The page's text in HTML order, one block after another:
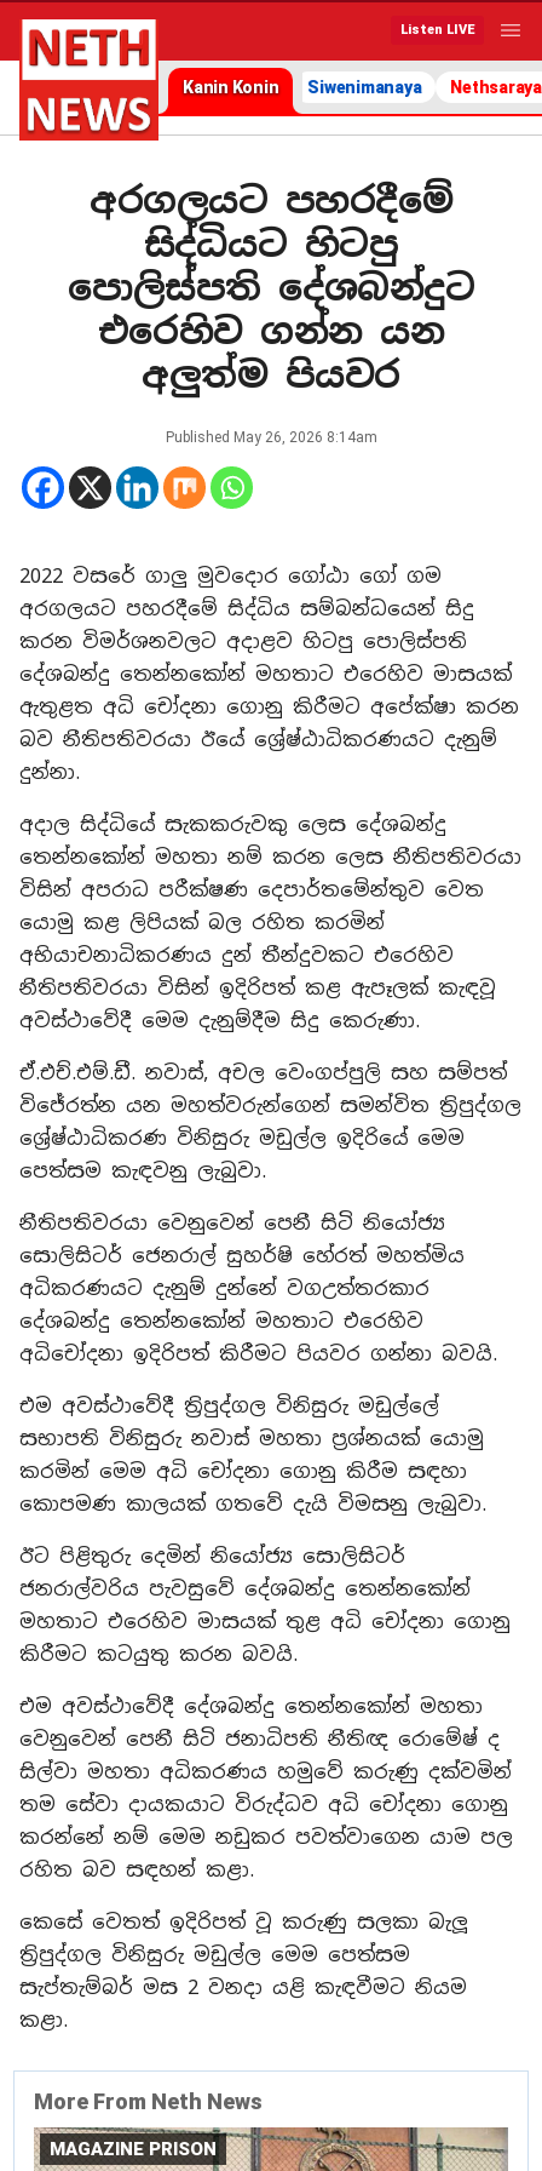
Listen LIVE
Kanin Konin Siwenimanaya Nethsaraya
අරගලයට පහරදීමේ
සිද්ධියට හිටපු
පොලිස්පති දේශබන්දුට
එරෙහිව ගන්න යන
අලුත්ම පියවර
Published May 26, 2026 8:14am
2022 වසරේ ගාලු මුවදොර ගෝඨා ගෝ ගම
අරගලයට පහරදීමේ සිද්ධිය සම්බන්ධයෙන් සිදු
කරන විමර්ශනවලට අදාළව හිටපු පොලිස්පති
දේශබන්දු තෙන්නකෝන් මහතාට එරෙහිව මාසයක්
ඇතුළත අධි චෝදනා ගොනු කිරීමට අපේක්ෂා කරන
බව නීතිපතිවරයා ඊයේ ශ්‍රේෂ්ඨාධිකරණයට දැනුම්
දුන්නා.
අදාල සිද්ධියේ සැකකරුවකු ලෙස දේශබන්දු
තෙන්නකෝන් මහතා නම් කරන ලෙස නීතිපතිවරයා
විසින් අපරාධ පරීක්ෂණ දෙපාර්තමේන්තුව වෙත
යොමු කළ ලිපියක් බල රහිත කරමින්
අභියාචනාධිකරණය දුන් තීන්දුවකට එරෙහිව
නීතිපතිවරයා විසින් ඉදිරිපත් කළ ඇපෑලක් කැඳවූ
අවස්ථාවේදී මෙම දැනුම්දීම සිදු කෙරුණා.
ඒ.එච්.එම්.ඩී. නවාස්, අචල වෙංගප්පුලි සහ සම්පත්
විජේරත්න යන මහත්වරුන්ගෙන් සමන්විත ත්‍රිපුද්ගල
ශ්‍රේෂ්ඨාධිකරණ විනිසුරු මඩුල්ල ඉදිරියේ මෙම
පෙත්සම කැඳවනු ලැබුවා.
නීතිපතිවරයා වෙනුවෙන් පෙනී සිටි නියෝජ්‍ය
සොලිසිටර් ජෙනරාල් සුහර්ෂි හේරත් මහත්මිය
අධිකරණයට දැනුම් දුන්නේ වගඋත්තරකාර
දේශබන්දු තෙන්නකෝන් මහතාට එරෙහිව
අධිචෝදනා ඉදිරිපත් කිරීමට පියවර ගන්නා බවයි.
එම අවස්ථාවේදී ත්‍රිපුද්ගල විනිසුරු මඩුල්ලේ
සභාපති විනිසුරු නවාස් මහතා ප්‍රශ්නයක් යොමු
කරමින් මෙම අධි චෝදනා ගොනු කිරීම සඳහා
කොපමණ කාලයක් ගතවේ දැයි විමසනු ලැබුවා.
ඊට පිළිතුරු දෙමින් නියෝජ්‍ය සොලිසිටර්
ජනරාල්වරිය පැවසුවේ දේශබන්දු තෙන්නකෝන්
මහතාට එරෙහිව මාසයක් තුළ අධි චෝදනා ගොනු
කිරීමට කටයුතු කරන බවයි.
එම අවස්ථාවේදී දේශබන්දු තෙන්නකෝන් මහතා
වෙනුවෙන් පෙනී සිටි ජනාධිපති නීතිඥ රොමේෂ් ද
සිල්වා මහතා අධිකරණය හමුවේ කරුණු දක්වමින්
තම සේවා දායකයාට විරුද්ධව අධි චෝදනා ගොනු
කරන්නේ නම් මෙම නඩුකර පවත්වාගෙන යාම පල
රහිත බව සඳහන් කළා.
කෙසේ වෙතත් ඉදිරිපත් වූ කරුණු සලකා බැලූ
ත්‍රිපුද්ගල විනිසුරු මඩුල්ල මෙම පෙත්සම
සැප්තැම්බර් මස 2 වනදා යළි කැඳවීමට නියම
කළා.
More From Neth News
MAGAZINE PRISON